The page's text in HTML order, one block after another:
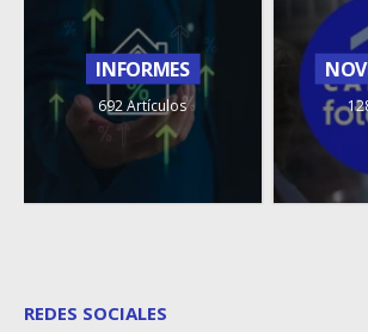
INFORMES
692 Artículos
REDES SOCIALES